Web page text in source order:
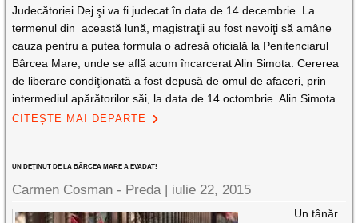
Judecătoriei Dej şi va fi judecat în data de 14 decembrie. La
termenul din această lună, magistraţii au fost nevoiţi să amâne
cauza pentru a putea formula o adresă oficială la Penitenciarul
Bârcea Mare, unde se află acum încarcerat Alin Simota. Cererea
de liberare condiţionată a fost depusă de omul de afaceri, prin
intermediul apărătorilor săi, la data de 14 octombrie. Alin Simota
CITEȘTE MAI DEPARTE
UN DEŢINUT DE LA BÂRCEA MARE A EVADAT!
Carmen Cosman - Preda | iulie 22, 2015
Un tânăr